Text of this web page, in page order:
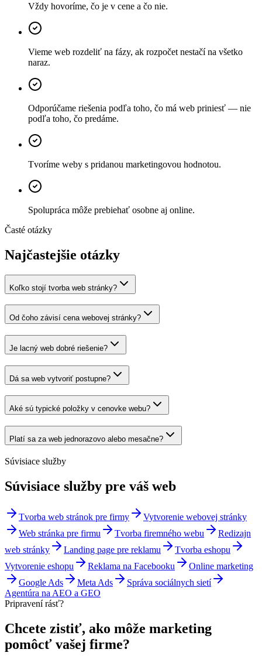
Vždy hovoríme, čo je v cene a čo nie.
Vieme web rozdeliť na fázy, ak rozpočet nestačí na všetko
naraz.
Odporúčame riešenia podľa toho, čo má web priniesť — nie
podľa toho, čo predáme.
Tvoríme weby s pridanou marketingovou hodnotou.
Spolupráca môže prebiehať osobne aj online.
Časté otázky
Najčastejšie otázky
Koľko stojí tvorba web stránky?
Od čoho závisí cena webovej stránky?
Je lacný web dobré riešenie?
Dá sa web vytvoriť postupne?
Aké sú typické položky v cenovke webu?
Platí sa za web jednorazovo alebo mesačne?
Súvisiace služby
Súvisiace služby pre váš web
Tvorba web stránok pre firmy
Vytvorenie webovej stránky
Web stránka pre firmu
Tvorba firemného webu
Redizajn
web stránky
Landing page pre reklamu
Tvorba eshopu
Vytvorenie eshopu
Reklama na Facebooku
Online marketing
Google Ads
Meta Ads
Správa sociálnych sietí
Agentúra na AEO a GEO
Pripravení rásť?
Chcete zistiť, ako môže marketing
pomôcť vašej firme?